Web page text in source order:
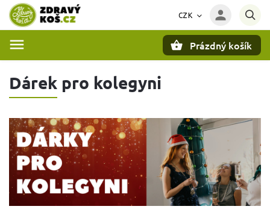
CZK
Prázdný košík
Dárek pro kolegyni